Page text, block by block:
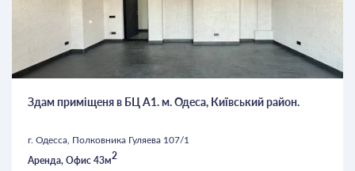
Здам приміщеня в БЦ А1. м. Одеса, Київський район.
г. Одесса, Полковника Гуляева 107/1
Аренда, Офис 43м2